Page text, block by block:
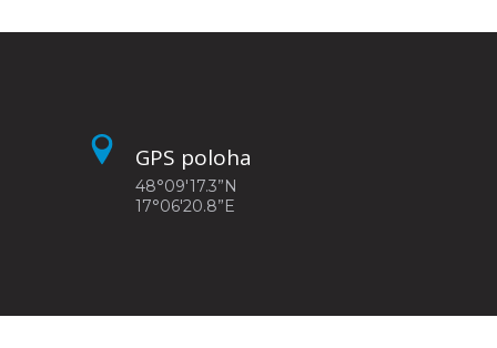
GPS poloha
48°09'17.3”N
17°06'20.8”E